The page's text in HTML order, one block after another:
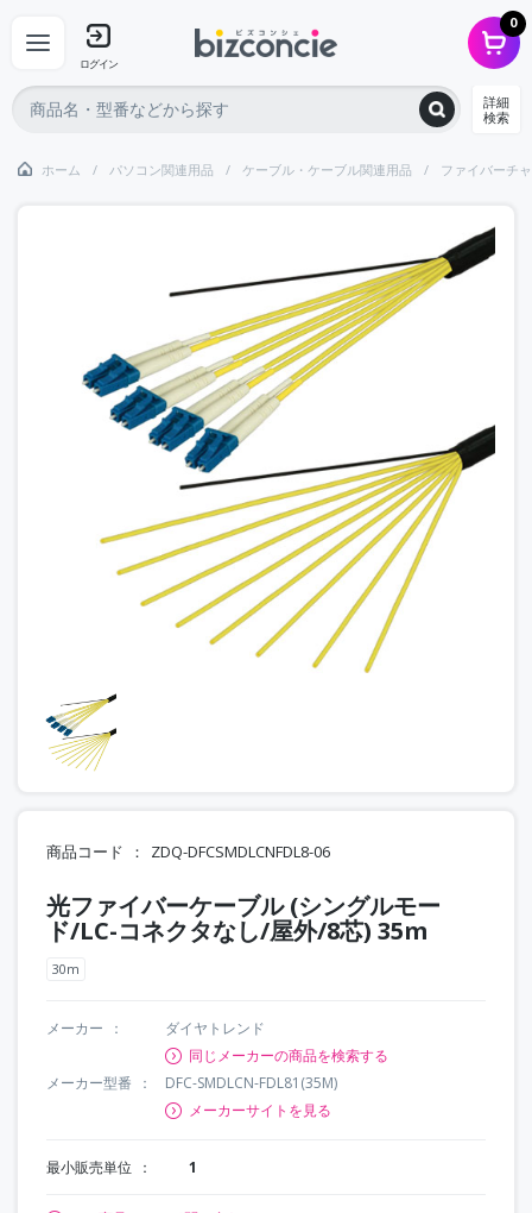
ログイン
0
詳細
検索
ホーム パソコン関連用品 ケーブル・ケーブル関連用品 ファイバーチ
商品コード ZDQ-DFCSMDLCNFDL8-06
光ファイバーケーブル (シングルモー
ド/LC-コネクタなし/屋外/8芯) 35m
30m
メーカー
ダイヤトレンド
同じメーカーの商品を検索する
メーカー型番
DFC-SMDLCN-FDL81(35M)
メーカーサイトを見る
最小販売単位 1